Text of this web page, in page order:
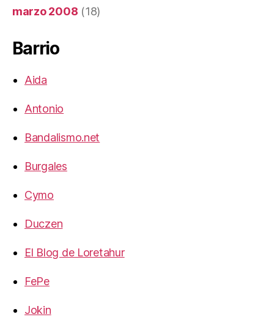
marzo 2008 (18)
Barrio
Aida
Antonio
Bandalismo.net
Burgales
Cymo
Duczen
El Blog de Loretahur
FePe
Jokin